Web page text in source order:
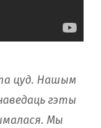
цуд. Нашым
гэты
Мы